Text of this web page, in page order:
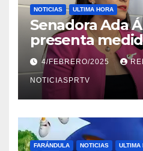
NOTICIAS ULTIMA HORA
Senadora Ada
presenta
violencia en el
4/FEBRERO/2025
NOTICIASPRTV
FARÁNDULA NOTICIAS ULTIMA